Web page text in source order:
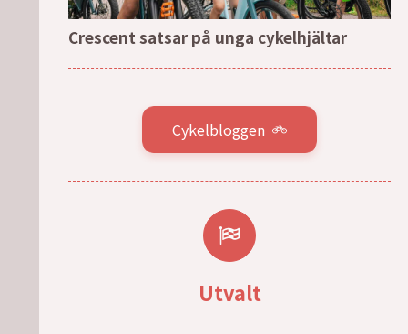
Crescent satsar på unga cykelhjältar
Cykelbloggen
Utvalt